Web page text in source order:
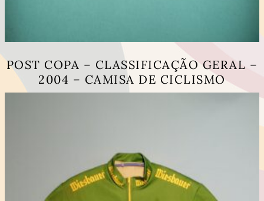
POST COPA – CLASSIFICAÇÃO GERAL –
2004 – CAMISA DE CICLISMO
The
options
may
be
chosen